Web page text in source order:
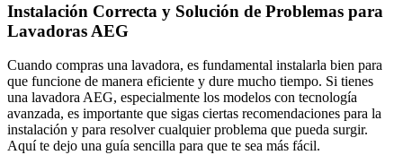
Instalación Correcta y Solución de Problemas para
Lavadoras AEG
Cuando compras una lavadora, es fundamental instalarla bien para
que funcione de manera eficiente y dure mucho tiempo. Si tienes
una lavadora AEG, especialmente los modelos con tecnología
avanzada, es importante que sigas ciertas recomendaciones para la
instalación y para resolver cualquier problema que pueda surgir.
Aquí te dejo una guía sencilla para que te sea más fácil.